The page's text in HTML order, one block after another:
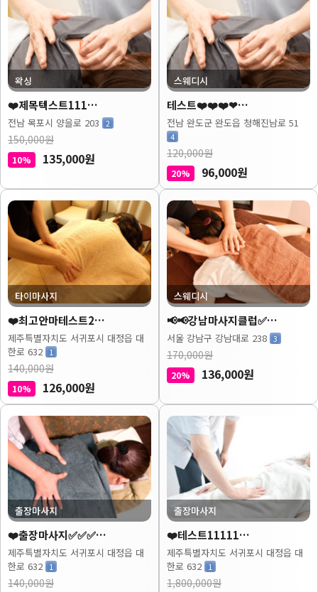
왁싱
❤️제목텍스트111…
전남 목포시 양을로 203 2
150,000원
10% 135,000원
스웨디시
테스트❤️❤️❤️❤…
전남 완도군 완도읍 청해진남로 51
4
120,000원
20% 96,000원
타이마사지
❤️최고안마테스트2…
제주특별자치도 서귀포시 대정읍 대
한로 632 1
140,000원
10% 126,000원
스웨디시
📢📢강남마사지클럽✅…
서울 강남구 강남대로 238 3
170,000원
20% 136,000원
출장마사지
❤️출장마사지✅✅✅…
제주특별자치도 서귀포시 대정읍 대
한로 632 1
140,000원
출장마사지
❤️테스트11111…
제주특별자치도 서귀포시 대정읍 대
한로 632 1
1,800,000원